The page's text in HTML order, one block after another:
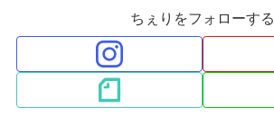
ちぇりをフォローする